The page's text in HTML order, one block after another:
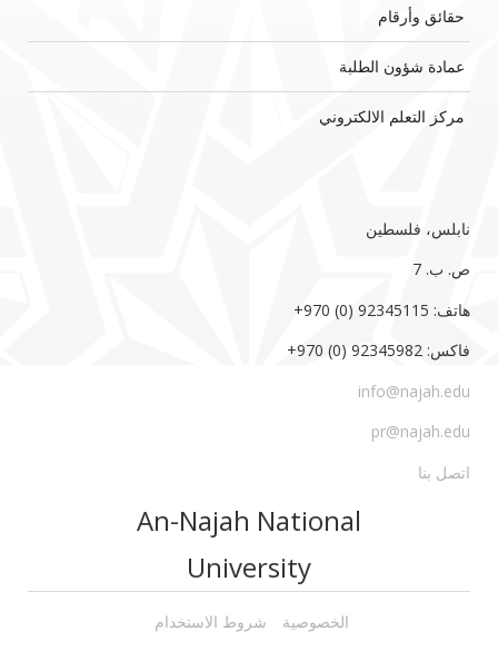
حقائق وأرقام
عمادة شؤون الطلبة
مركز التعلم الالكتروني
نابلس، فلسطين
ص. ب. 7‏
هاتف: 92345115 (0) 970‏‎+‎
فاكس: 92345982 (0) 970‏‎+‎
info@najah.edu
pr@najah.edu
اتصل بنا
An-Najah National
University
الخصوصية شروط الاستخدام